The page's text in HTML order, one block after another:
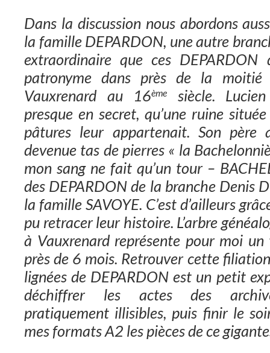
Dans la discussion nous abordons
la famille DEPARDON, une autre
extraordinaire que ces
patronyme dans près de la
Vauxrenard au 16ème
siècle.
presque en secret, qu’une ruine
pâtures leur appartenait. Son père
devenue tas de pierres « la
mon sang ne fait qu’un tour –
des DEPARDON de la branche Denis
la famille SAVOYE. C’est d’ailleurs
pu retracer leur histoire. L’arbre
à Vauxrenard représente pour moi
près de 6 mois. Retrouver cette
lignées de DEPARDON est un petit
déchiffrer les actes des
pratiquement illisibles, puis finir le
mes formats A2 les pièces de ce